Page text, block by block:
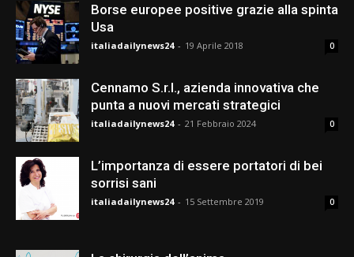
Borse europee positive grazie alla spinta
Usa
italiadailynews24 - 19 Aprile 2018 0
Cennamo S.r.l., azienda innovativa che
punta a nuovi mercati strategici
italiadailynews24 - 21 Febbraio 2024 0
L’importanza di essere portatori di bei
sorrisi sani
italiadailynews24 - 15 Settembre 2019 0